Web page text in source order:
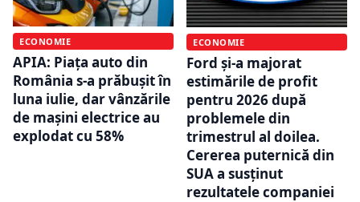
ECONOMIE
APIA: Piața auto din
România s-a prăbușit în
luna iulie, dar vânzările
de mașini electrice au
explodat cu 58%
ECONOMIE
Ford și-a majorat
estimările de profit
pentru 2026 după
problemele din
trimestrul al doilea.
Cererea puternică din
SUA a susținut
rezultatele companiei